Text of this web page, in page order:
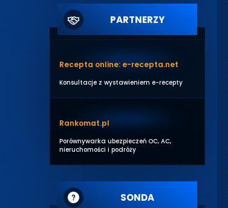
PARTNERZY
Recepta online: e-recepta.net
Konsultacje z wystawieniem e-recepty
Rankomat.pl
Porównywarka ubezpieczeń OC, AC,
nieruchomości i podróży
SONDA